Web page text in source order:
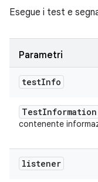
Esegue i test e
Parametri
testInfo
TestInformation
contenente
listener